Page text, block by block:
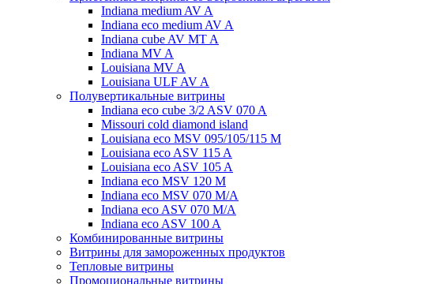
Indiana medium AV A
Indiana eco medium AV A
Indiana cube AV MT A
Indiana MV A
Louisiana MV A
Louisiana ULF AV A
Полувертикальные витрины
Indiana eco cube 3/2 ASV 070 A
Missouri cold diamond island
Louisiana eco MSV 095/105/115 M
Louisiana eco ASV 115 A
Louisiana eco ASV 105 A
Indiana eco MSV 120 M
Indiana eco MSV 070 M/A
Indiana eco ASV 070 M/A
Indiana eco ASV 100 A
Комбинированные витрины
Витрины для замороженных продуктов
Тепловые витрины
Промоциональные витрины